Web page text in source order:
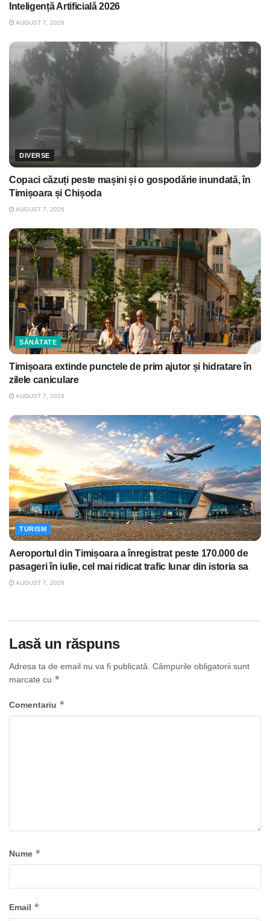
Inteligență Artificială 2026
AUGUST 7, 2026
DIVERSE
Copaci căzuți peste mașini și o gospodărie inundată, în
Timișoara și Chișoda
AUGUST 7, 2026
SĂNĂTATE
Timișoara extinde punctele de prim ajutor și hidratare în
zilele caniculare
AUGUST 7, 2026
TURISM
Aeroportul din Timișoara a înregistrat peste 170.000 de
pasageri în iulie, cel mai ridicat trafic lunar din istoria sa
AUGUST 7, 2026
Lasă un răspuns
Adresa ta de email nu va fi publicată. Câmpurile obligatorii sunt
marcate cu *
Comentariu *
Nume *
Email *